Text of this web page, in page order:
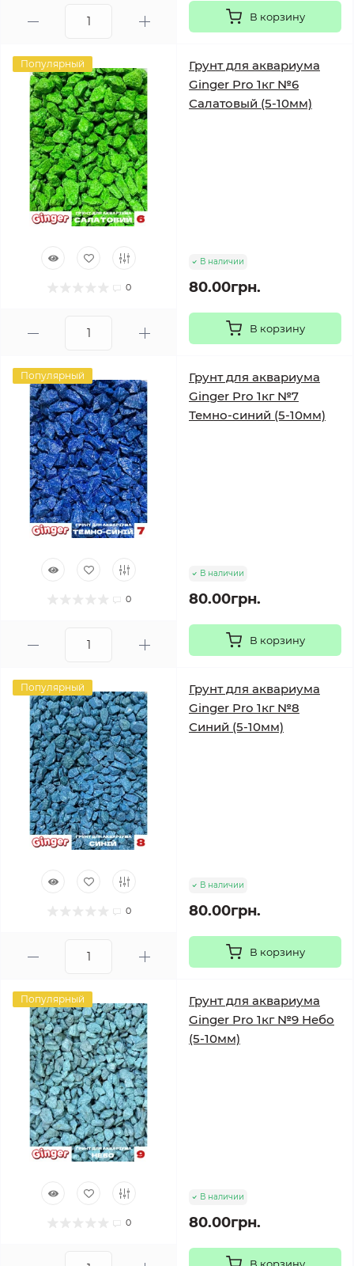
В корзину
Популярный
0
Грунт для аквариума
Ginger Pro 1кг №6
Салатовый (5-10мм)
В наличии
80.00грн.
В корзину
Популярный
0
Грунт для аквариума
Ginger Pro 1кг №7
Темно-синий (5-10мм)
В наличии
80.00грн.
В корзину
Популярный
0
Грунт для аквариума
Ginger Pro 1кг №8
Синий (5-10мм)
В наличии
80.00грн.
В корзину
Популярный
0
Грунт для аквариума
Ginger Pro 1кг №9 Небо
(5-10мм)
В наличии
80.00грн.